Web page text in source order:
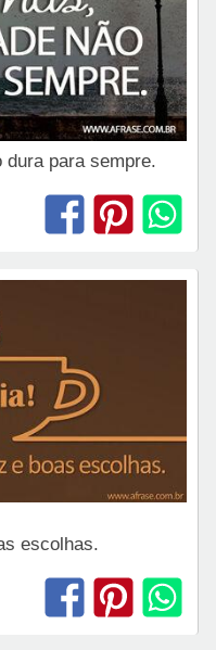
dura para sempre.
escolhas.